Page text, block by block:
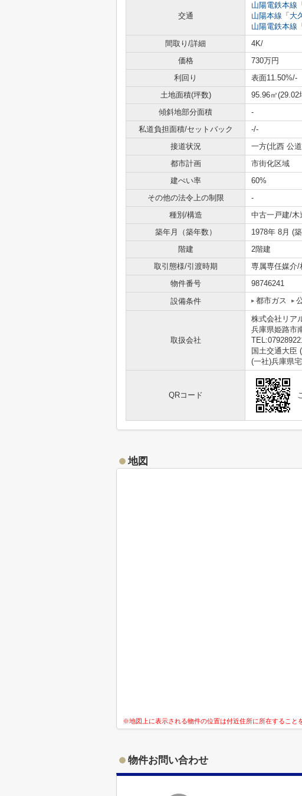
交通
山陽電鉄本線 「
山陽本線 「 大
山陽電鉄本線 「
間取り/詳細
4K/
価格
730万円
利回り
表面11.50%/-
土地面積(坪数)
95.96㎡(29.02
傾斜地部分面積
-
私道負担面積/セットバック
-/-
接道状況
一方(北西 公
都市計画
市街化区域
建ぺい率
60%
その他の法令上の制限
-
種別/構造
中古一戸建/木
築年月（築年数）
1978年 8月 (
階建
2階建
取引態様/引渡時期
専属専任媒介/
物件番号
98746241
設備条件
都市ガス
取扱会社
株式会社リア
兵庫県姫路市
国土交通大臣
(一社)兵庫県
QRコード
地図
※地図上に表示される物件の位置は付近住所に所在すること
物件お問い合わせ